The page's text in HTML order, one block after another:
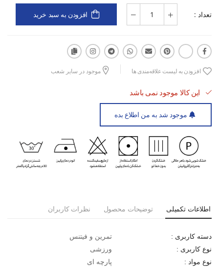
تعداد : افزودن به سبد خرید
افزودن به لیست علاقه‌مندی ها موجود در سایر شعب
این کالا موجود نمی باشد
موجود شد به من اطلاع بده
اطلاعات تکمیلی توضیحات محصول نظرات کاربران
دسته کاربری : تمرین و فیتنس
نوع کاربری : ورزشی
نوع مواد : پارچه ای